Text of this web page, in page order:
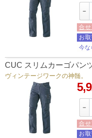
－
合
お
今な
CUC スリムカーゴパン
ヴィンテージワークの神髄。
－
合
お